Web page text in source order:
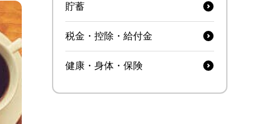
貯蓄
税金・控除・給付金
健康・身体・保険